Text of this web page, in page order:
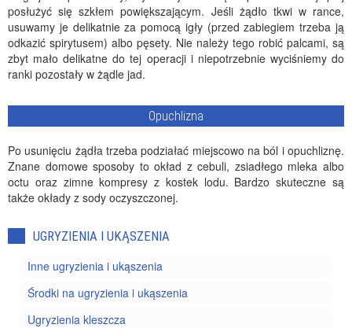
posłużyć się szkłem powiększającym. Jeśli żądło tkwi w rance,
usuwamy je delikatnie za pomocą igły (przed zabiegiem trzeba ją
odkazić spirytusem) albo pęsety. Nie należy tego robić palcami, są
zbyt mało delikatne do tej operacji i niepotrzebnie wyciśniemy do
ranki pozostały w żądle jad.
Opuchlizna
Po usunięciu żądła trzeba podziałać miejscowo na ból i opuchliznę.
Znane domowe sposoby to okład z cebuli, zsiadłego mleka albo
octu oraz zimne kompresy z kostek lodu. Bardzo skuteczne są
także okłady z sody oczyszczonej.
UGRYZIENIA I UKĄSZENIA
Inne ugryzienia i ukąszenia
Środki na ugryzienia i ukąszenia
Ugryzienia kleszcza